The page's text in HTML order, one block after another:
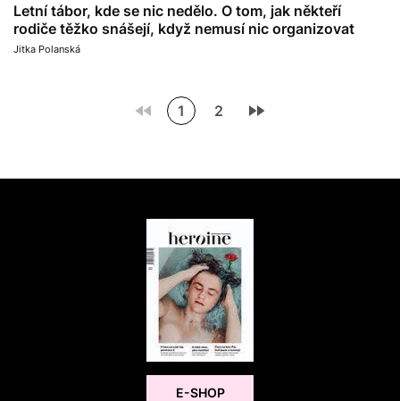
Letní tábor, kde se nic nedělo. O tom, jak někteří
rodiče těžko snášejí, když nemusí nic organizovat
Jitka Polanská
1 2
E-SHOP